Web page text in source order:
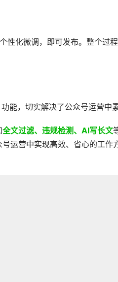
性化微调，即可发布。整个过
功能，切实解决了公众号运营中
全文过滤、违规检测、AI写长文
运营中实现高效、省心的工作